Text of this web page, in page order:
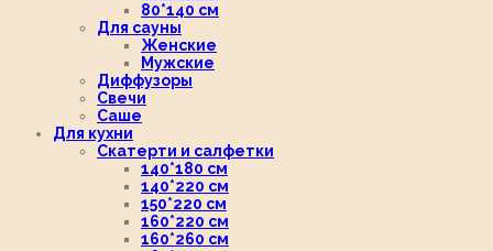
80*140 см
Для сауны
Женские
Мужские
Диффузоры
Свечи
Саше
Для кухни
Скатерти и салфетки
140*180 см
140*220 см
150*220 см
160*220 см
160*260 см